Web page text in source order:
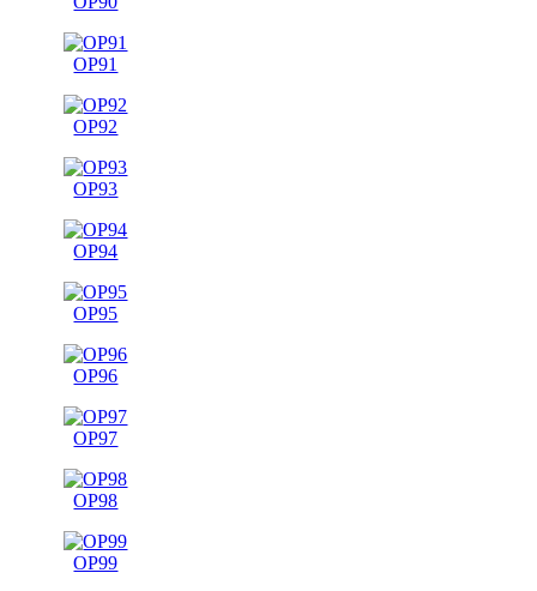
OP91
OP92
OP93
OP94
OP95
OP96
OP97
OP98
OP99